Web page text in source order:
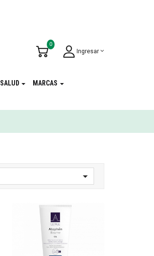
Ingresar
0
SALUD MARCAS
